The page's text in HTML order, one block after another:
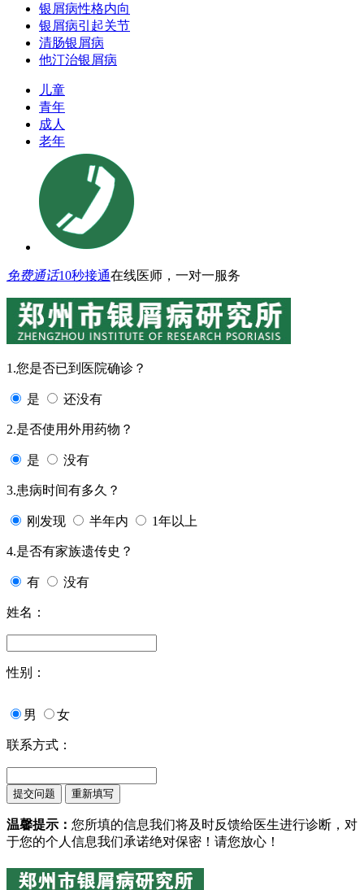
银屑病性格内向
银屑病引起关节
清肠银屑病
他汀治银屑病
儿童
青年
成人
老年
免费通话10秒接通在线医师，一对一服务
1.您是否已到医院确诊？
是 还没有
2.是否使用外用药物？
是 没有
3.患病时间有多久？
刚发现 半年内 1年以上
4.是否有家族遗传史？
有 没有
姓名：
性别：
男 女
联系方式：
温馨提示： 您所填的信息我们将及时反馈给医生进行诊断，对
于您的个人信息我们承诺绝对保密！请您放心！